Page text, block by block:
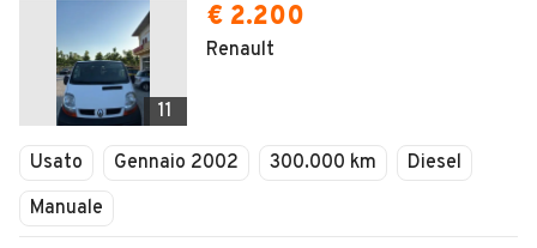
11
€ 2.200
Renault
Usato Gennaio 2002 300.000 km
Diesel
Manuale